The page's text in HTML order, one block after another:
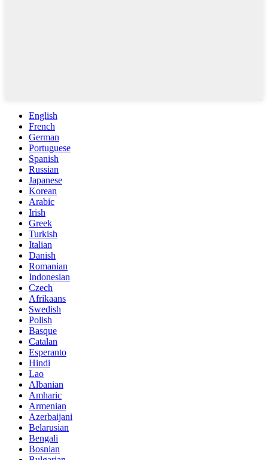
English
French
German
Portuguese
Spanish
Russian
Japanese
Korean
Arabic
Irish
Greek
Turkish
Italian
Danish
Romanian
Indonesian
Czech
Afrikaans
Swedish
Polish
Basque
Catalan
Esperanto
Hindi
Lao
Albanian
Amharic
Armenian
Azerbaijani
Belarusian
Bengali
Bosnian